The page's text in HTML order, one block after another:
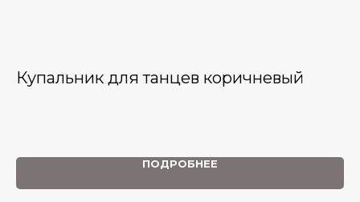
Купальник для танцев коричневый
ПОДРОБНЕЕ